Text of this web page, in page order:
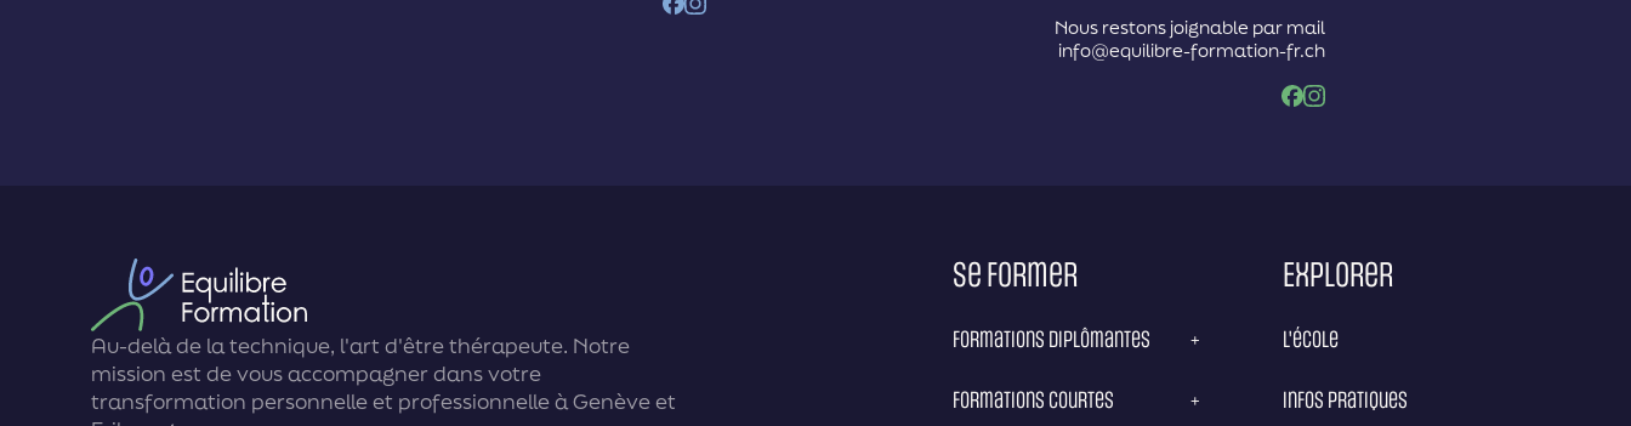
Facebook
Instagram
Nous restons joignable par mail
info@equilibre-formation-fr.ch
Facebook
Instagram
Au-delà de la technique, l'art d'être thérapeute. Notre
mission est de vous accompagner dans votre
transformation personnelle et professionnelle à Genève et
Se former
Formations diplômantes +
Formations courtes +
Explorer
L'école
Infos pratiques